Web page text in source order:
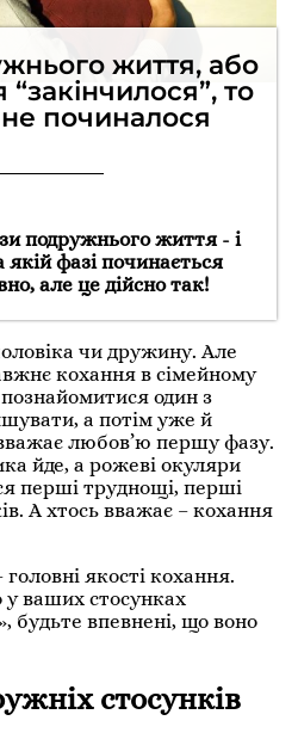
життя, або
то
починалося
подружнього життя - і
якій фазі починається
але це дійсно так!
чи дружину. Але
кохання в сімейному
один з
а потім уже й
любов’ю першу фазу.
йде, а рожеві окуляри
перші труднощі, перші
А хтось вважає – кохання
головні якості кохання.
ваших стосунках
будьте впевнені, що воно
стосунків